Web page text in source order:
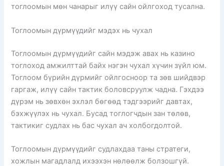
тоглоомын мөн чанарыг илүү сайн ойлгоход тусална.
Тоглоомын дүрмүүдийг мэдэх нь чухал
Тоглоомын дүрмүүдийг сайн мэдэж авах нь казино
тоглоход амжилттай байх нэгэн чухал хүчин зүйл юм.
Тоглоом бүрийн дүрмийг ойлгосноор та зөв шийдвэр
гаргаж, илүү сайн тактик боловсруулж чадна. Гэхдээ
дүрэм нь зөвхөн эхлэл бөгөөд тэдгээрийг давтах,
бэхжүүлэх нь чухал. Бусад тоглогчдын зан төлөв,
тактикиг судлах нь бас чухал ач холбогдолтой.
Тоглоомын дүрмүүдийг судлахдаа таны стратеги,
хожлын магадлалд ихээхэн нөлөөлж болзошгүй.